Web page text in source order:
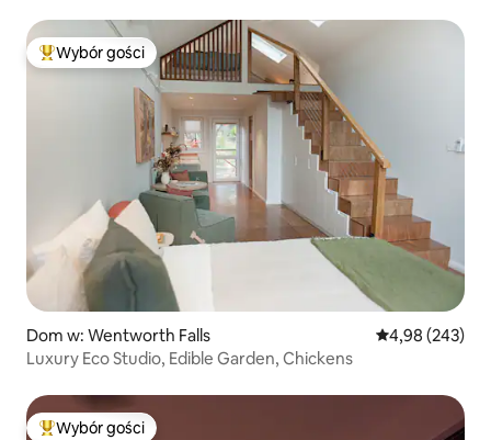
Najpopularniejsze z kategorii Wybór gości
Wybór gości
Dom w: Wentworth Falls Średnia
4,98 (243)
Luxury Eco Studio, Edible Garden, Chickens
Wybór gości